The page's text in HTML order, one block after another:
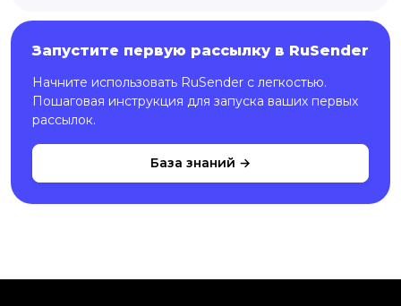
Запустите первую рассылку в RuSender
Начните использовать RuSender с легкостью.
Пошаговая инструкция для запуска ваших первых
рассылок.
База знаний →